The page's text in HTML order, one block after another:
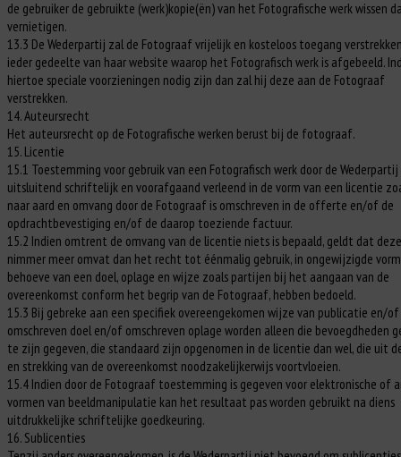
de gebruiker de gebruikte (werk)kopie(ën) van het Fotografische werk wissen
vernietigen.
13.3 De Wederpartij zal de Fotograaf vrijelijk en kosteloos toegang
ieder gedeelte van haar website waarop het Fotografisch werk is afgebeeld.
hiertoe speciale voorzieningen nodig zijn dan zal hij deze aan de Fotograaf
verstrekken.
14. Auteursrecht
Het auteursrecht op de Fotografische werken berust bij de fotograaf.
15. Licentie
15.1 Toestemming voor gebruik van een Fotografisch werk door de
uitsluitend schriftelijk en voorafgaand verleend in de vorm van een licentie
naar aard en omvang door de Fotograaf is omschreven in de offerte en/of de
opdrachtbevestiging en/of de daarop toeziende factuur.
15.2 Indien omtrent de omvang van de licentie niets is bepaald, geldt dat deze
nimmer meer omvat dan het recht tot éénmalig gebruik, in ongewijzigde
behoeve van een doel, oplage en wijze zoals partijen bij het aangaan van de
overeenkomst conform het begrip van de Fotograaf, hebben bedoeld.
15.3 Bij gebreke aan een specifiek overeengekomen wijze van publicatie en/of
omschreven doel en/of omschreven oplage worden alleen die bevoegdheden
te zijn gegeven, die standaard zijn opgenomen in de licentie dan wel, die uit
en strekking van de overeenkomst noodzakelijkerwijs voortvloeien.
15.4 Indien door de Fotograaf toestemming is gegeven voor elektronische of
vormen van beeldmanipulatie kan het resultaat pas worden gebruikt na diens
uitdrukkelijke schriftelijke goedkeuring.
16. Sublicenties